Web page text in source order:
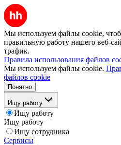
Мы используем файлы cookie,
правильную работу нашего веб-
трафик.
Правила использования файлов
Мы используем файлы cookie.
файлов cookie
Понятно
Ищу работу
Ищу работу
Ищу работу
Ищу сотрудника
Сервисы